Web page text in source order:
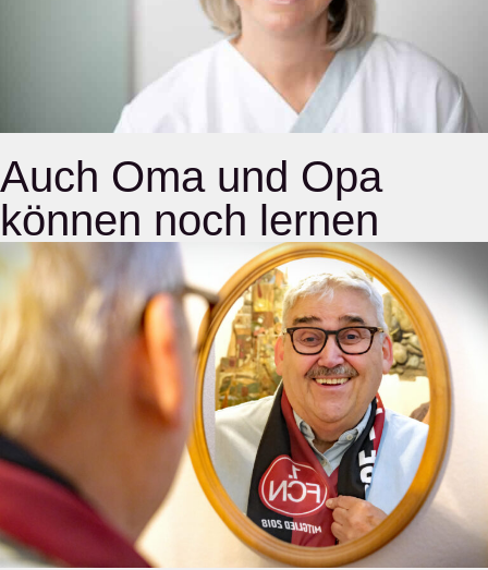
Auch Oma und Opa
können noch lernen